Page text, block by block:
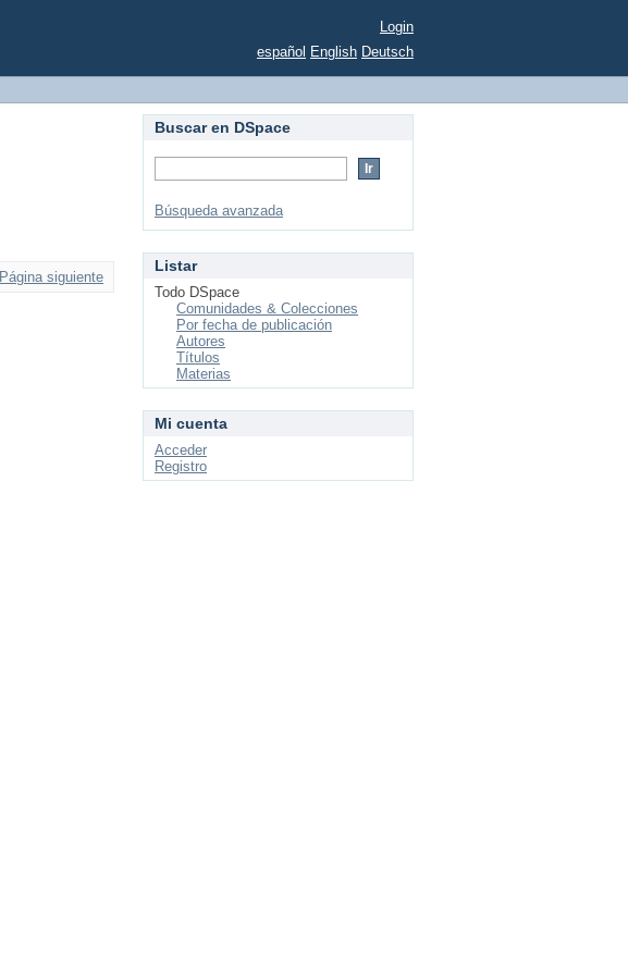
Login
español English Deutsch
Página siguiente
Buscar en DSpace
Búsqueda avanzada
Listar
Todo DSpace
Comunidades & Colecciones
Por fecha de publicación
Autores
Títulos
Materias
Mi cuenta
Acceder
Registro